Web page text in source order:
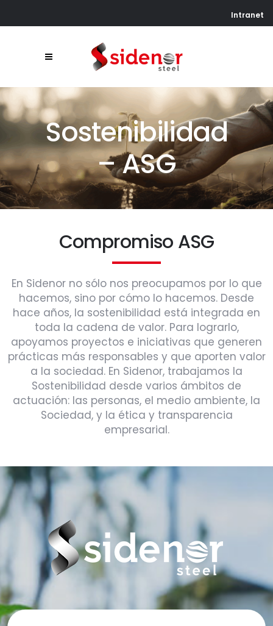
Intranet
Sostenibilidad
– ASG
Compromiso ASG
En Sidenor no sólo nos preocupamos por lo que
hacemos, sino por cómo lo hacemos. Desde
hace años, la sostenibilidad está integrada en
toda la cadena de valor. Para lograrlo,
apoyamos proyectos e iniciativas que generen
prácticas más responsables y que aporten valor
a la sociedad. En Sidenor, trabajamos la
Sostenibilidad desde varios ámbitos de
actuación: las personas, el medio ambiente, la
Sociedad, y la ética y transparencia
empresarial.